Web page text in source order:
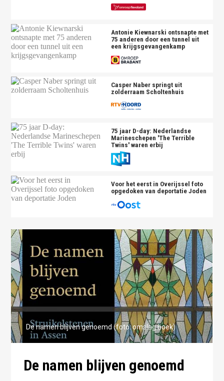
Antonie Kiewnarski ontsnapte met
75 anderen door een tunnel uit
een krijgsgevangenkamp
Casper Naber springt uit
zolderraam Scholtenhuis
75 jaar D-day: Nederlandse
Marineschepen 'The Terrible
Twins' waren erbij
Voor het eerst in Overijssel foto
opgedoken van deportatie Joden
De namen blijven genoemd (foto: omslag boek)
De namen blijven genoemd